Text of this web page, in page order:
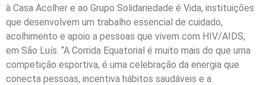
à Casa Acolher e ao Grupo Solidariedade é Vida, instituições
que desenvolvem um trabalho essencial de cuidado,
acolhimento e apoio a pessoas que vivem com HIV/AIDS,
em São Luís. “A Corrida Equatorial é muito mais do que uma
competição esportiva, é uma celebração da energia que
conecta pessoas, incentiva hábitos saudáveis e a